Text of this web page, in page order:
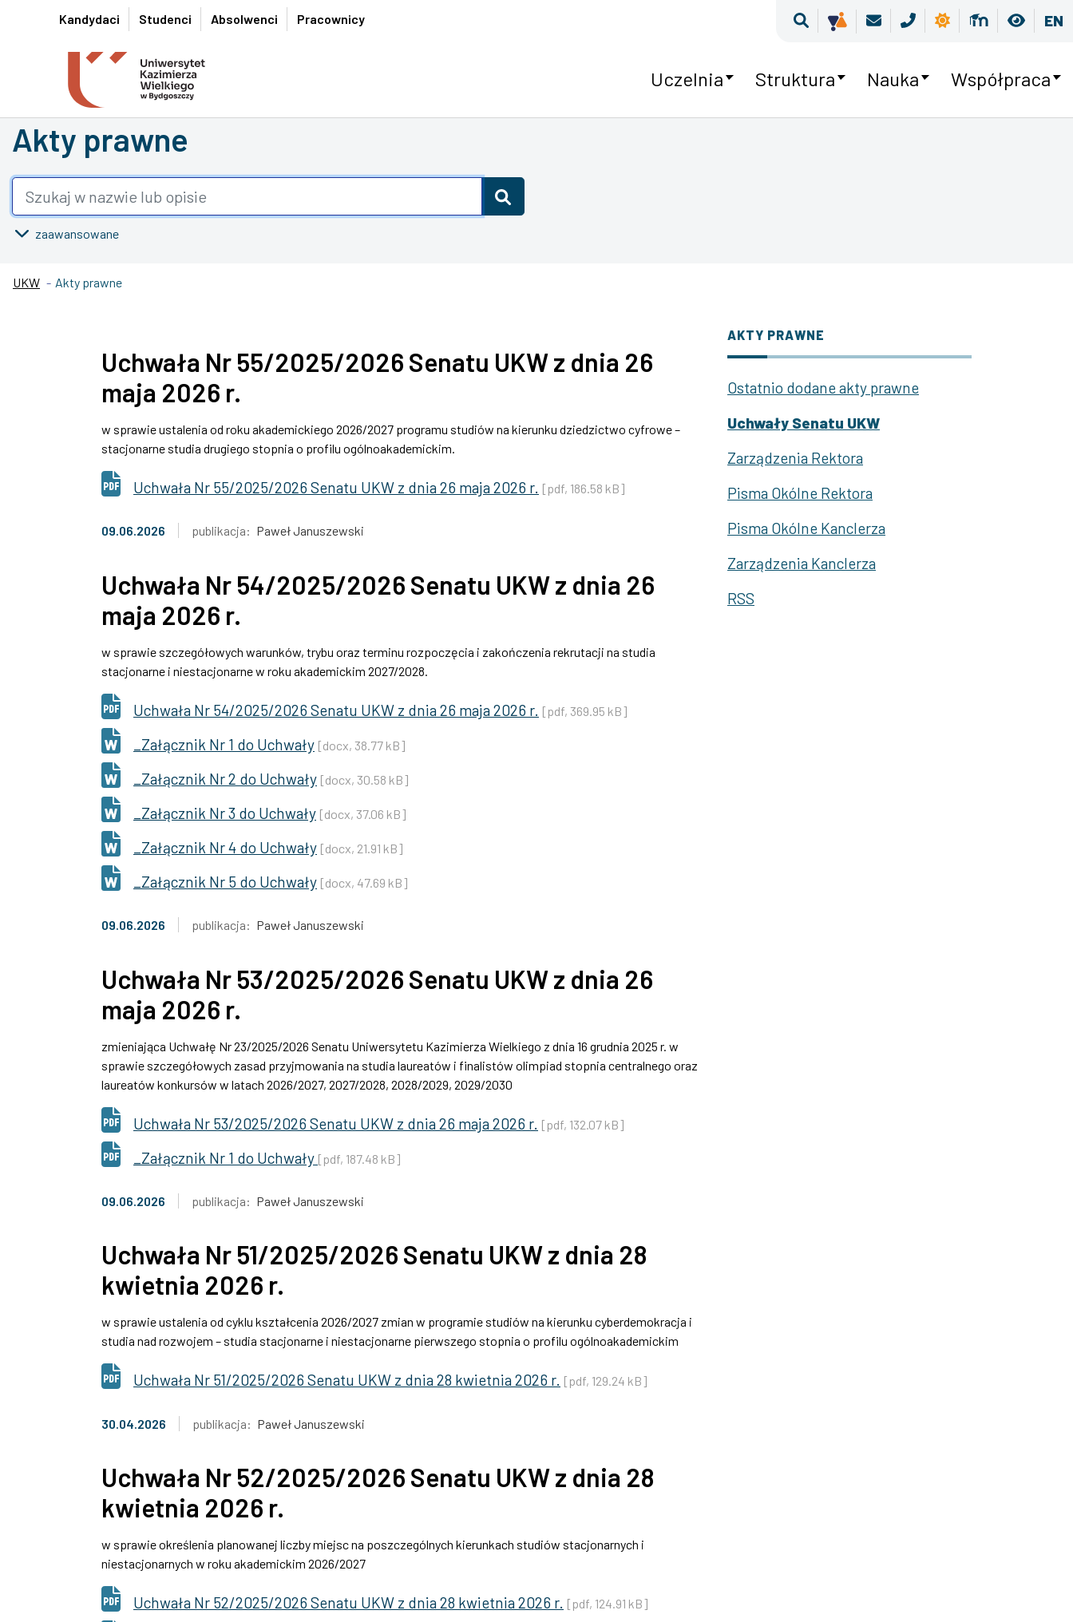
Przejdź do wyszukiwarki
Przejdź do treści
Przejdź do stopki - Kontakt
Kandydaci Studenci Absolwenci Pracownicy Wyszukiwarka
Kultura równości
PocztaKontaktPogodaMoodle EN
Uczelnia Struktura Nauka Współpraca
Akty prawne
zaawansowane
UKW Akty prawne
Uchwała Nr 55/2025/2026 Senatu UKW z dnia 26
maja 2026 r.
w sprawie ustalenia od roku akademickiego 2026/2027 programu studiów na kierunku dziedzictwo cyfrowe –
stacjonarne studia drugiego stopnia o profilu ogólnoakademickim.
Uchwała Nr 55/2025/2026 Senatu UKW z dnia 26 maja 2026 r. [pdf, 186.58 kB]
09.06.2026 publikacja: Paweł Januszewski
Uchwała Nr 54/2025/2026 Senatu UKW z dnia 26
maja 2026 r.
w sprawie szczegółowych warunków, trybu oraz terminu rozpoczęcia i zakończenia rekrutacji na studia
stacjonarne i niestacjonarne w roku akademickim 2027/2028.
Uchwała Nr 54/2025/2026 Senatu UKW z dnia 26 maja 2026 r. [pdf, 369.95 kB]
_Załącznik Nr 1 do Uchwały [docx, 38.77 kB]
_Załącznik Nr 2 do Uchwały [docx, 30.58 kB]
_Załącznik Nr 3 do Uchwały [docx, 37.06 kB]
_Załącznik Nr 4 do Uchwały [docx, 21.91 kB]
_Załącznik Nr 5 do Uchwały [docx, 47.69 kB]
09.06.2026 publikacja: Paweł Januszewski
Uchwała Nr 53/2025/2026 Senatu UKW z dnia 26
maja 2026 r.
zmieniająca Uchwałę Nr 23/2025/2026 Senatu Uniwersytetu Kazimierza Wielkiego z dnia 16 grudnia 2025 r. w
sprawie szczegółowych zasad przyjmowania na studia laureatów i finalistów olimpiad stopnia centralnego oraz
laureatów konkursów w latach 2026/2027, 2027/2028, 2028/2029, 2029/2030
Uchwała Nr 53/2025/2026 Senatu UKW z dnia 26 maja 2026 r. [pdf, 132.07 kB]
_Załącznik Nr 1 do Uchwały [pdf, 187.48 kB]
09.06.2026 publikacja: Paweł Januszewski
Uchwała Nr 51/2025/2026 Senatu UKW z dnia 28
kwietnia 2026 r.
w sprawie ustalenia od cyklu kształcenia 2026/2027 zmian w programie studiów na kierunku cyberdemokracja i
studia nad rozwojem – studia stacjonarne i niestacjonarne pierwszego stopnia o profilu ogólnoakademickim
Uchwała Nr 51/2025/2026 Senatu UKW z dnia 28 kwietnia 2026 r. [pdf, 129.24 kB]
30.04.2026 publikacja: Paweł Januszewski
Uchwała Nr 52/2025/2026 Senatu UKW z dnia 28
kwietnia 2026 r.
w sprawie określenia planowanej liczby miejsc na poszczególnych kierunkach studiów stacjonarnych i
niestacjonarnych w roku akademickim 2026/2027
Uchwała Nr 52/2025/2026 Senatu UKW z dnia 28 kwietnia 2026 r. [pdf, 124.91 kB]
AKTY PRAWNE
Ostatnio dodane akty prawne
Uchwały Senatu UKW
Zarządzenia Rektora
Pisma Okólne Rektora
Pisma Okólne Kanclerza
Zarządzenia Kanclerza
RSS